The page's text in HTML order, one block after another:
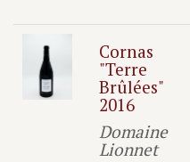
Cornas
"Terre
Brûlées"
2016
Domaine
Lionnet